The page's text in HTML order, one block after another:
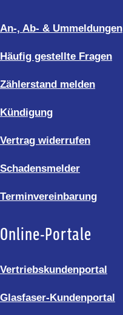
An-, Ab- & Ummeldungen
Häufig gestellte Fragen
Zählerstand melden
Kündigung
Vertrag widerrufen
Schadensmelder
Terminvereinbarung
Online-Portale
Vertriebskundenportal
Glasfaser-Kundenportal